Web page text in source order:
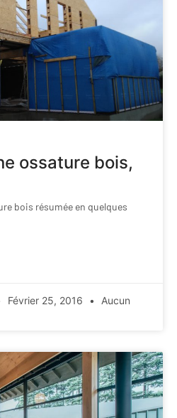
ossature bois,
bois résumée en quelques
Février 25, 2016
Aucun